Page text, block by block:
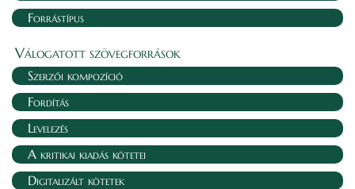
Forrástípus
Válogatott szövegforrások
Szerzői kompozíció
Fordítás
Levelezés
A kritikai kiadás kötetei
Digitalizált kötetek